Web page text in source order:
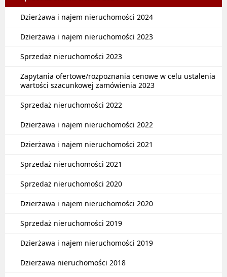
Dzierżawa i najem nieruchomości 2024
Dzierżawa i najem nieruchomości 2023
Sprzedaż nieruchomości 2023
Zapytania ofertowe/rozpoznania cenowe w celu ustalenia
wartości szacunkowej zamówienia 2023
Sprzedaż nieruchomości 2022
Dzierżawa i najem nieruchomości 2022
Dzierżawa i najem nieruchomości 2021
Sprzedaż nieruchomości 2021
Sprzedaż nieruchomości 2020
Dzierżawa i najem nieruchomości 2020
Sprzedaż nieruchomości 2019
Dzierżawa i najem nieruchomości 2019
Dzierżawa nieruchomości 2018